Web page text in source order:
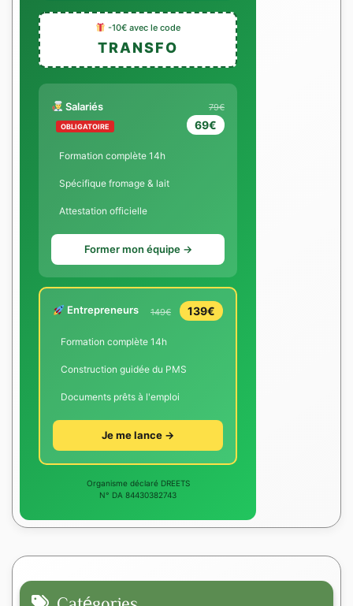
-10€ avec le code
TRANSFO
Salariés
OBLIGATOIRE
79€
69€
Formation complète 14h
Spécifique fromage & lait
Attestation officielle
Former mon équipe →
Entrepreneurs 149€ 139€
Formation complète 14h
Construction guidée du PMS
Documents prêts à l'emploi
Je me lance →
Organisme déclaré DREETS
N° DA 84430382743